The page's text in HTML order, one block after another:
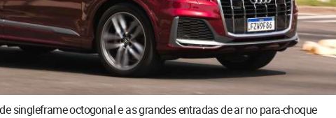
singleframe octogonal e as grandes entradas de ar no para-choque